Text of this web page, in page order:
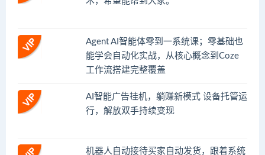
Agent AI智能体零到一系统课；零基础也
能学会自动化实战，从核心概念到Coze
工作流搭建完整覆盖
AI智能广告挂机，躺赚新模式 设备托管运
行，解放双手持续变现
机器人自动接待买家自动发货，跟着系统